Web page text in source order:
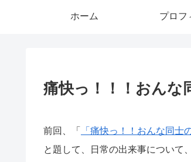
ホーム プロフ
痛快っ！！！おんな
前回、「
「痛快っ！！おんな同士
と題して、日常の出来事について